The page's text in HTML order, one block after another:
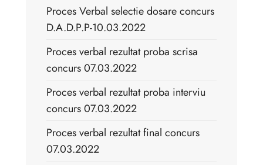
Proces Verbal selectie dosare concurs
D.A.D.P.P-10.03.2022
Proces verbal rezultat proba scrisa
concurs 07.03.2022
Proces verbal rezultat proba interviu
concurs 07.03.2022
Proces verbal rezultat final concurs
07.03.2022